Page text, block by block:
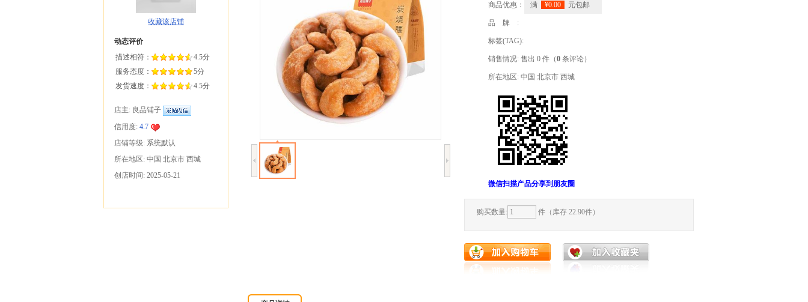
商品优惠： 满 ¥0.00 元包邮
品牌:
标签(TAG):
销售情况: 售出 0 件（0 条评论）
所在地区: 中国 北京市 西城
微信扫描产品分享到朋友圈
购买数量: 件（库存 22.90件）